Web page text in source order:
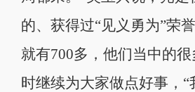
的、获得过“见义勇为”荣
就有700多，他们当中的
时继续为大家做点好事，